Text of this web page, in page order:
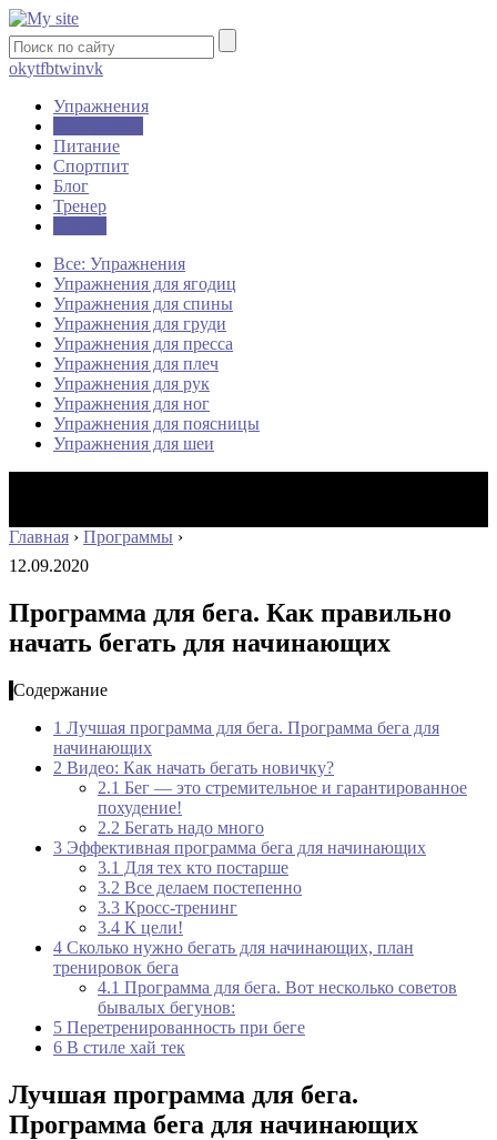
okytfbtwinvk
Упражнения
Питание
Спортпит
Блог
Тренер
Все: Упражнения
Упражнения для ягодиц
Упражнения для спины
Упражнения для груди
Упражнения для пресса
Упражнения для плеч
Упражнения для рук
Упражнения для ног
Упражнения для поясницы
Упражнения для шеи
Главная › Программы ›
12.09.2020
Программа для бега. Как правильно
начать бегать для начинающих
Содержание
1 Лучшая программа для бега. Программа бега для
начинающих
2 Видео: Как начать бегать новичку?
2.1 Бег — это стремительное и гарантированное
похудение!
2.2 Бегать надо много
3 Эффективная программа бега для начинающих
3.1 Для тех кто постарше
3.2 Все делаем постепенно
3.3 Кросс-тренинг
3.4 К цели!
4 Сколько нужно бегать для начинающих, план
тренировок бега
4.1 Программа для бега. Вот несколько советов
бывалых бегунов:
5 Перетренированность при беге
6 В стиле хай тек
Лучшая программа для бега.
Программа бега для начинающих